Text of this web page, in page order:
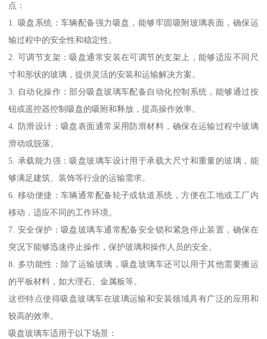
点：
1. 吸盘系统：车辆配备强力吸盘，能够牢固吸附玻璃表面，确保运
输过程中的安全性和稳定性。
2. 可调节支架：吸盘通常安装在可调节的支架上，能够适应不同尺
寸和形状的玻璃，提供灵活的安装和运输解决方案。
3. 自动化操作：部分吸盘玻璃车配备自动化控制系统，能够通过按
钮或遥控器控制吸盘的吸附和释放，提高操作效率。
4. 防滑设计：吸盘表面通常采用防滑材料，确保在运输过程中玻璃
滑动或脱落。
5. 承载能力强：吸盘玻璃车设计用于承载大尺寸和重量的玻璃，能
够满足建筑、装饰等行业的运输需求。
6. 移动便捷：车辆通常配备轮子或轨道系统，方便在工地或工厂内
移动，适应不同的工作环境。
7. 安全保护：吸盘玻璃车通常配备安全锁和紧急停止装置，确保在
突况下能够迅速停止操作，保护玻璃和操作人员的安全。
8. 多功能性：除了运输玻璃，吸盘玻璃车还可以用于其他需要搬运
的平板材料，如大理石、金属板等。
这些特点使得吸盘玻璃车在玻璃运输和安装领域具有广泛的应用和
较高的效率。
吸盘玻璃车适用于以下场景：